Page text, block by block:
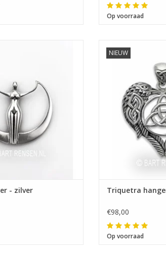
Op voorraad
- zilver
NIEUW
Triquetra
€98,00
Op voorraad